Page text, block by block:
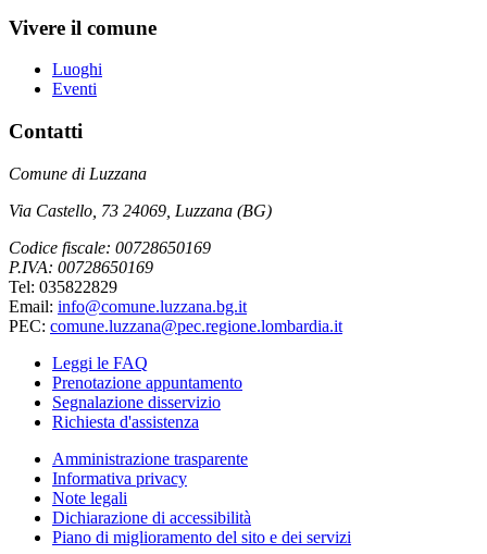
Vivere il comune
Luoghi
Eventi
Contatti
Comune di Luzzana
Via Castello, 73 24069, Luzzana (BG)
Codice fiscale: 00728650169
P.IVA: 00728650169
Tel: 035822829
Email: info@comune.luzzana.bg.it
PEC: comune.luzzana@pec.regione.lombardia.it
Leggi le FAQ
Prenotazione appuntamento
Segnalazione disservizio
Richiesta d'assistenza
Amministrazione trasparente
Informativa privacy
Note legali
Dichiarazione di accessibilità
Piano di miglioramento del sito e dei servizi